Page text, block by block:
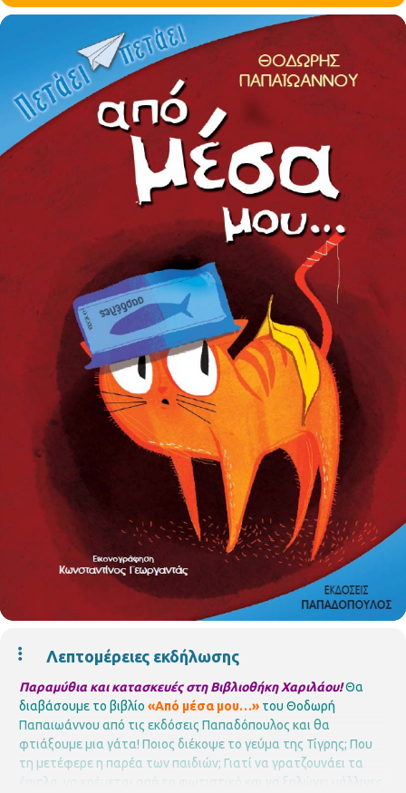
Λεπτομέρειες εκδήλωσης
Παραμύθια και κατασκευές στη Βιβλιοθήκη Χαριλάου!Θα
διαβάσουμε το βιβλίο «Από μέσα μου…» του Θοδωρή
Παπαιωάννου από τις εκδόσεις Παπαδόπουλος και θα
φτιάξουμε μια γάτα! Ποιος διέκοψε το γεύμα της Τίγρης; Που
τη μετέφερε η παρέα των παιδιών; Γιατί να γρατζουνάει τα
έπιπλα, να κρέμεται από το φωτιστικό και να ξηλώνει μάλλινες